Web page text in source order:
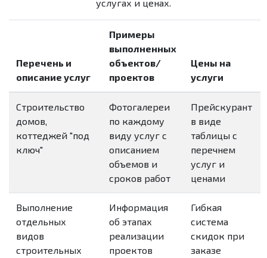
услугах и ценах.
Перечень и
описание услуг
Примеры
выполненных
объектов/
проектов
Цены на
услуги
Строительство
домов,
коттеджей "под
ключ"
Фотогалереи
по каждому
виду услуг с
описанием
объемов и
сроков работ
Прейскурант
в виде
таблицы с
перечнем
услуг и
ценами
Выполнение
отдельных
видов
строительных
Информация
об этапах
реализации
проектов
Гибкая
система
скидок при
заказе